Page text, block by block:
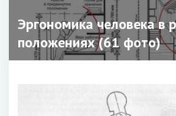
Эргономика человека в
положениях (61 фото)